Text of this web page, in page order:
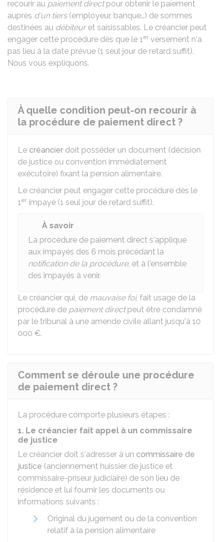
recourir au paiement directpour obtenir le paiement
auprès d'un tiers(employeur, banque…) de sommes
destinées au débiteuret saisissables. Le créancier peut
engager cette procédure dès que le 1er versement n'a
pas lieu à la date prévue (1 seul jour de retard suffit).
Nous vous expliquons.
À quelle condition peut-on recourir à
la procédure de paiement direct ?
Le créancier doit posséder un document (décision
de justice ou convention immédiatement
exécutoire) fixant la pension alimentaire.
Le créancier peut engager cette procédure dès le
1er impayé (1 seul jour de retard suffit).
À savoir
La procédure de paiement direct s'applique
aux impayés des 6 mois précédant la
notification de la procédure, et à l'ensemble
des impayés à venir.
Le créancier qui, de mauvaise foi, fait usage de la
procédure de paiement directpeut être condamné
par le tribunal à une amende civile allant jusqu'à 10
000 €.
Comment se déroule une procédure
de paiement direct ?
La procédure comporte plusieurs étapes :
1. Le créancier fait appel à un commissaire
de justice
Le créancier doit s'adresser à un commissaire de
justice (anciennement huissier de justice et
commissaire-priseur judiciaire) de son lieu de
résidence et lui fournir les documents ou
informations suivants :
Original du jugement ou de la convention
relatif à la pension alimentaire